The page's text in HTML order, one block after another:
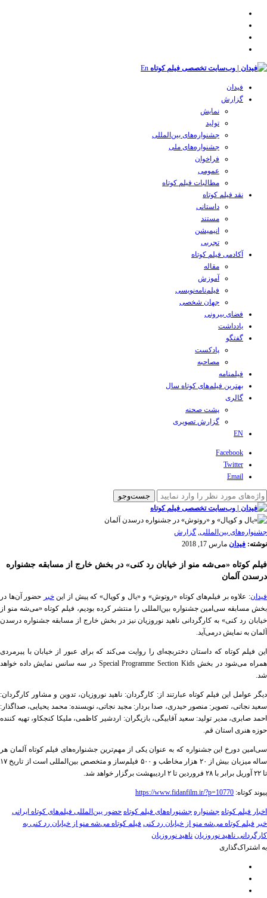
En
فیدان
گزارش
نمایش
تولید
‌‌جشنواره‌های بین‌المللی
جشنواره‌های ملی
فراخوان
عمومی
مطالبات فیلم کوتاه
نقد فیلم کوتاه
داستانی
مستند
انیمیشن
تجربی
آکادمی فیلم کوتاه
مقاله
آموزش
فیلم‌نامه‌نویسی
جهان شخصی
فضای بیرونی
یادداشت
گفتگو
پادکست
مصاحبه
فیلمنامه
بهترین فیلم‌های کوتاه سال
گالری
پشت صحنه
گزارش تصویری
EN
Facebook
Twitter
Email
‌‌جشنواره‌های بین‌المللی, گزارش
نوشته: فیدان مارس 17, 2018
فیلم کوتاه «می‌شه منو از خیابان رد کنی» در بخش خارج از مسابقه جشنواره
درسدن آلمان
فیدان: علاوه بر فیلم‌های کوتاه «روتوش» و «یال و کوپال» که پیش از اینخبر حضور آن‌ها در
بخش مسابقه سی‌امین جشنواره بین‌المللی را منتشر کرده بودیم، فیلم کوتاه «می‌شه منو از
خیابان رد کنی» به کارگردانی ناهید نوروزیان نیز در بخش خارج از مسابقه جشنواره درسدن
آلمان به نمایش درمی‌آید.
این فیلم کوتاه که داستان دختربچه‌ای را روایت می‌کند که برای عبور از خیابان با پیرمردی
همراه می‌شود در بخشSpecial Programme Section Kids در سه سانس نمایش داده خواهد
شد.
دیگر عوامل این فیلم کوتاه عبارتند از: کارگردان: ناهید نوروزیان، تدوین و مشاور کارگردان:
سعید نجاتی، تصویر: منصور حیدری، صدا بردار: مجید نجاتی، نویسنده: محمد یحیایی، صداگذار:
احمد صابری، مدیر تولید: سعید آقابیگی، بازیگران: اردشیر کاظمی، ملیکا کنجکاو، تهیه کننده
حوزه هنری استان قم.
سی‌امین دورخ این جشنواره که به عنوان یکی از مهم‌ترین جشنواره‌های فیلم کوتاه آلمان هر
ساله میزبان بیش از ۲۰ هزار مخاطب و ۵۰۰ فیلم‌ساز و متخصص بین‌المللی است از تاریخ ۱۷
تا ۲۲ آوریل برابر با ۲۸ فروردین تا ۲ اردیبهشت برگزار خواهد شد
.
پیوند کوتاه: https://www.fidanfilm.ir/?p=10770
اخبار فیلم کوتاه جشنواره جشنوراه‌های فیلم کوتاه حضور بین‌المللی فیلم‌های کوتاه ایرانی
خبر فیلم کوتاه می‌شه منو از خیابان رد کنی فیلم کوتاه می‌شه منو از خیابان رد کنی به
کارگردانی ناهید نوروزیان ناهید نوروزیان
به اشتراک‌گذاری